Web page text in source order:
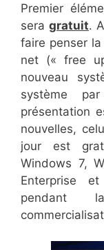
Premier
sera gratuit.
faire penser
net (« free
nouveau
système
présentation
nouvelles,
jour est
Windows 7,
Enterprise
pendant